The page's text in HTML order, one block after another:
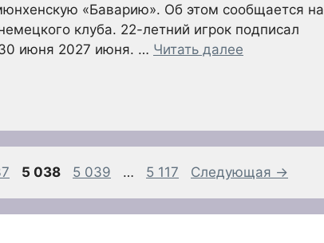
«Баварию». Об этом сообщается на
клуба. 22-летний игрок подписал
июня 2027 июня. … Читать далее
Страница
5 038 Страница
5 039 … Страница
5 117 Следующая →